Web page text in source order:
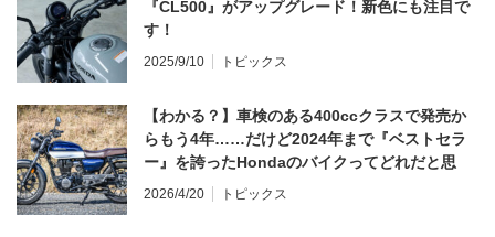
『CL500』がアップグレード！新色にも注目で
す！
2025/9/10 トピックス
【わかる？】車検のある400ccクラスで発売か
らもう4年……だけど2024年まで『ベストセラ
ー』を誇ったHondaのバイクってどれだと思
う？
2026/4/20 トピックス